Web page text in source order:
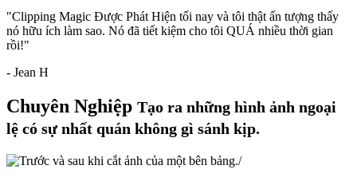
"Clipping Magic Được Phát Hiện tối nay và tôi thật ấn tượng thấy
nó hữu ích làm sao. Nó đã tiết kiệm cho tôi QUÁ nhiều thời gian
rồi!"
- Jean H
Chuyên Nghiệp Tạo ra những hình ảnh ngoại
lệ có sự nhất quán không gì sánh kịp.